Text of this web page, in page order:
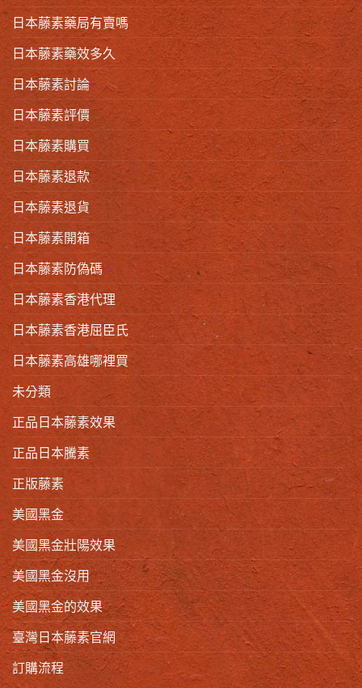
日本藤素藥局有賣嗎
日本藤素藥效多久
日本藤素討論
日本藤素評價
日本藤素購買
日本藤素退款
日本藤素退貨
日本藤素開箱
日本藤素防偽碼
日本藤素香港代理
日本藤素香港屈臣氏
日本藤素高雄哪裡買
未分類
正品日本藤素效果
正品日本騰素
正版藤素
美國黑金
美國黑金壯陽效果
美國黑金沒用
美國黑金的效果
臺灣日本藤素官網
訂購流程